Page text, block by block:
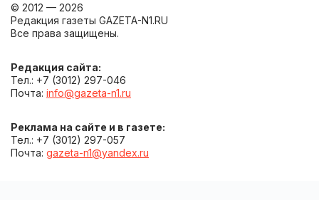
© 2012 — 2026
Редакция газеты GAZETA-N1.RU
Все права защищены.
Редакция сайта:
Тел.: +7 (3012) 297-046
Почта: info@gazeta-n1.ru
Реклама на сайте и в газете:
Тел.: +7 (3012) 297-057
Почта: gazeta-n1@yandex.ru